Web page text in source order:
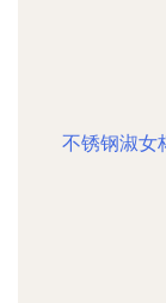
不锈钢淑女